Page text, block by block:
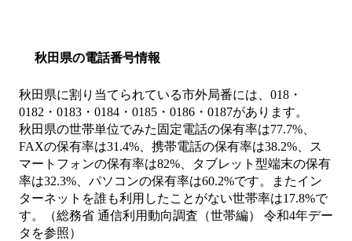
秋田県の電話番号情報
秋田県に割り当てられている市外局番には、018・
0182・0183・0184・0185・0186・0187があります。
秋田県の世帯単位でみた固定電話の保有率は77.7%、
FAXの保有率は31.4%、携帯電話の保有率は38.2%、ス
マートフォンの保有率は82%、タブレット型端末の保有
率は32.3%、パソコンの保有率は60.2%です。またイン
ターネットを誰も利用したことがない世帯率は17.8%で
す。（総務省 通信利用動向調査（世帯編） 令和4年デー
タを参照）